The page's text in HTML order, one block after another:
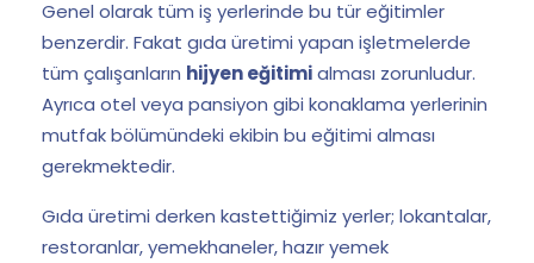
Genel olarak tüm iş yerlerinde bu tür eğitimler
benzerdir. Fakat gıda üretimi yapan işletmelerde
tüm çalışanların hijyen eğitimialması zorunludur.
Ayrıca otel veya pansiyon gibi konaklama yerlerinin
mutfak bölümündeki ekibin bu eğitimi alması
gerekmektedir.
Gıda üretimi derken kastettiğimiz yerler; lokantalar,
restoranlar, yemekhaneler, hazır yemek